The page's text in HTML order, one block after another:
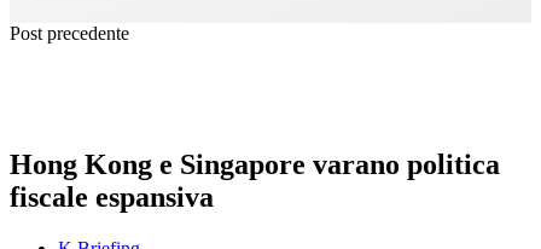
Post precedente
Hong Kong e Singapore varano politica
fiscale espansiva